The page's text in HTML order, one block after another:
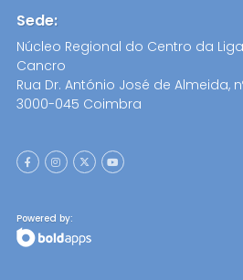
Sede:
Núcleo Regional do Centro da
Cancro
Rua Dr. António José de Almeida,
3000-045 Coimbra
Powered by: